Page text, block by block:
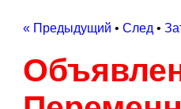
« Предыдущий • След •